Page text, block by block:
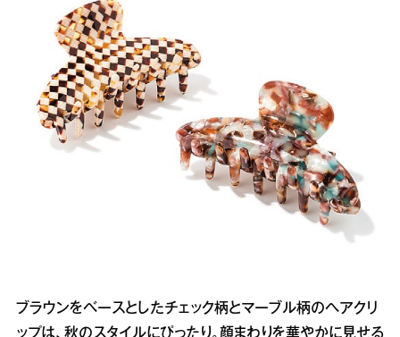
ブラウンをベースとしたチェック柄とマーブル柄のヘアクリ